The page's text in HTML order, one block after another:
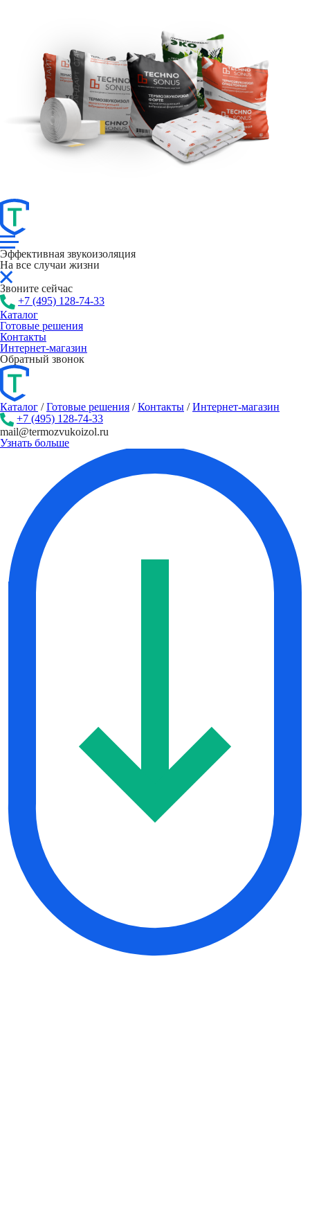
Эффективная звукоизоляция
На все случаи жизни
Звоните сейчас
+7 (495) 128-74-33
Каталог
Готовые решения
Контакты
Интернет-магазин
Обратный звонок
Каталог / Готовые решения / Контакты / Интернет-магазин
+7 (495) 128-74-33
mail@termozvukoizol.ru
Узнать больше